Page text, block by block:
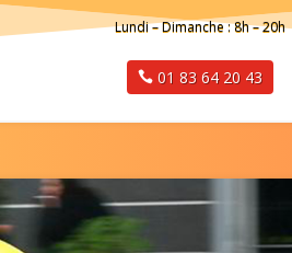
Lundi – Dimanche : 8h – 20h
01 83 64 20 43